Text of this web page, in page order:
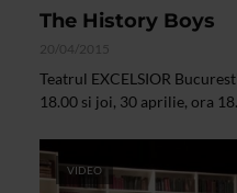
The History Boys
20/04/2015
Teatrul EXCELSIOR
18.00 si joi, 30 aprilie, ora
VIDEO